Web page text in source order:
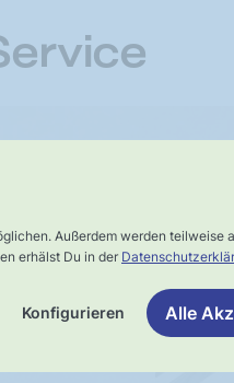
Außerdem werden teilweise
erhälst Du in der
Konfigurieren Alle
verlässliche
Lieferung